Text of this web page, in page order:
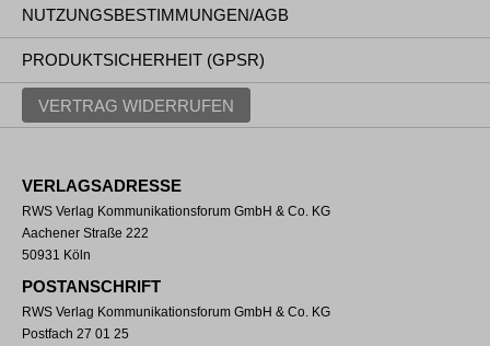
NUTZUNGSBESTIMMUNGEN/AGB
PRODUKTSICHERHEIT (GPSR)
VERTRAG WIDERRUFEN
VERLAGSADRESSE
RWS Verlag Kommunikationsforum GmbH & Co. KG
Aachener Straße 222
50931 Köln
POSTANSCHRIFT
RWS Verlag Kommunikationsforum GmbH & Co. KG
Postfach 27 01 25